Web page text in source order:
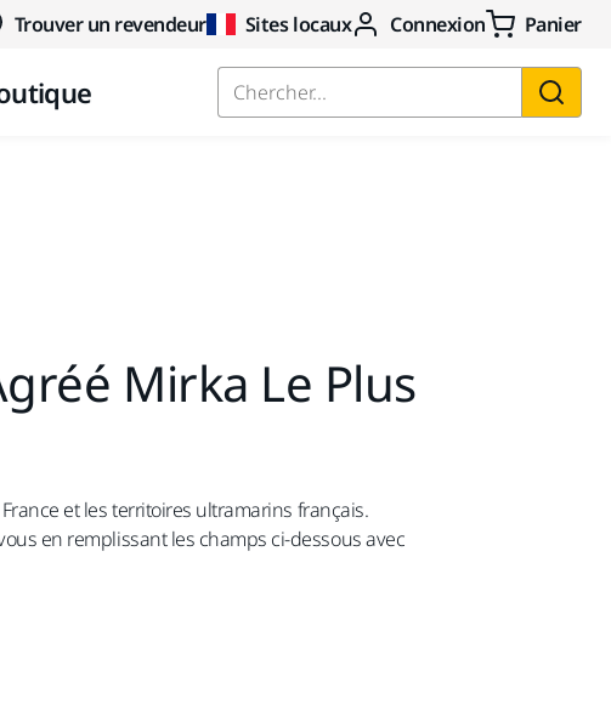
Trouver un revendeur Sites locaux Connexion Panier
Chercher...
Mirka Le Plus
et les territoires ultramarins français.
en remplissant les champs ci-dessous avec